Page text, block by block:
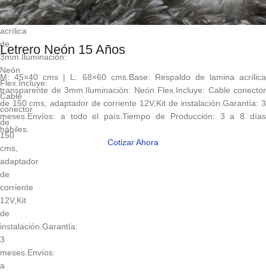
de
lamina
acrílica
de
3mm.Iluminación:
Neón
Flex.Incluye:
Cable
conector
de
150
cms,
adaptador
de
corriente
12V,Kit
de
instalación.Garantía:
3
meses.Envíos:
a
Letrero Neón 15 Años
M: 45×40 cms | L: 68×60 cms.Base: Respaldo de lamina acrílica
transparente de 3mm.Iluminación: Neón Flex.Incluye: Cable conector
de 150 cms, adaptador de corriente 12V,Kit de instalación.Garantía: 3
meses.Envíos: a todo el país.Tiempo de Producción: 3 a 8 días
hábiles.
Cotizar Ahora